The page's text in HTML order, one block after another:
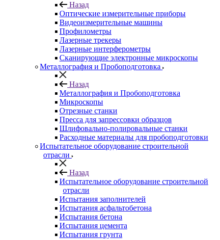
Назад
Оптические измерительные приборы
Видеоизмерительные машины
Профилометры
Лазерные трекеры
Лазерные интерферометры
Сканирующие электронные микроскопы
Металлография и Пробоподготовка
Назад
Металлография и Пробоподготовка
Микроскопы
Отрезные станки
Пресса для запрессовки образцов
Шлифовально-полировальные станки
Расходные материалы для пробоподготовки
Испытательное оборудование строительной
отрасли
Назад
Испытательное оборудование строительной
отрасли
Испытания заполнителей
Испытания асфальтобетона
Испытания бетона
Испытания цемента
Испытания грунта